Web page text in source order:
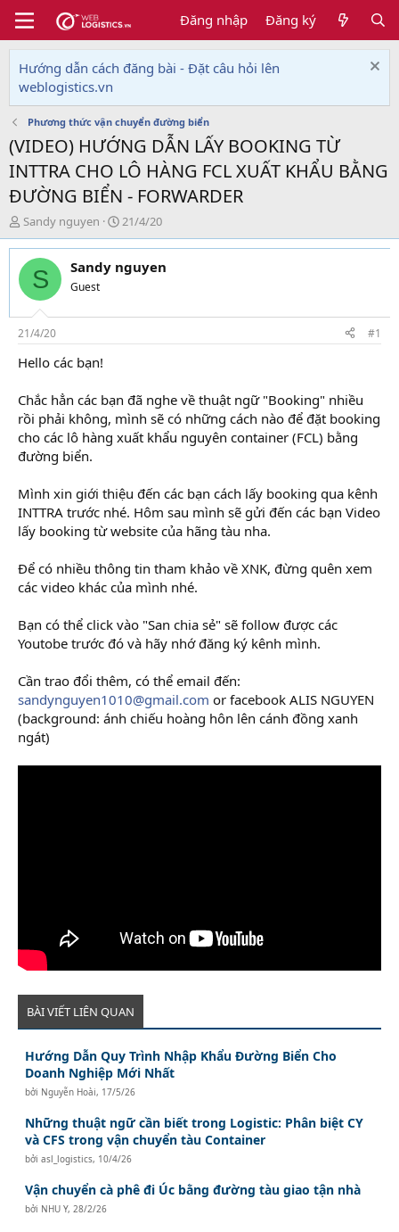
Đăng nhập Đăng ký
Hướng dẫn cách đăng bài - Đặt câu hỏi lên
weblogistics.vn
Phương thức vận chuyển đường biển
(VIDEO) HƯỚNG DẪN LẤY BOOKING TỪ
INTTRA CHO LÔ HÀNG FCL XUẤT KHẨU BẰNG
ĐƯỜNG BIỂN - FORWARDER
T
h
r
e
d
s
t
a
r
e
r
Sandy nguyen
N
g
à
y
i
21/4/20
S Sandy nguyen
Guest
21/4/20 #1
Hello các bạn!
Chắc hẳn các bạn đã nghe về thuật ngữ "Booking" nhiều
rồi phải không, mình sẽ có những cách nào để đặt booking
cho các lô hàng xuất khẩu nguyên container (FCL) bằng
đường biển.
Mình xin giới thiệu đến các bạn cách lấy booking qua kênh
INTTRA trước nhé. Hôm sau mình sẽ gửi đến các bạn Video
lấy booking từ website của hãng tàu nha.
Để có nhiều thông tin tham khảo về XNK, đừng quên xem
các video khác của mình nhé.
Bạn có thể click vào "San chia sẻ" sẽ follow được các
Youtobe trước đó và hãy nhớ đăng ký kênh mình.
Cần trao đổi thêm, có thể email đến:
sandynguyen1010@gmail.com or facebook ALIS NGUYEN
(background: ánh chiếu hoàng hôn lên cánh đồng xanh
ngát)
BÀI VIẾT LIÊN QUAN
Hướng Dẫn Quy Trình Nhập Khẩu Đường Biển Cho
Doanh Nghiệp Mới Nhất
bởi Nguyễn Hoài, 17/5/26
Những thuật ngữ cần biết trong Logistic: Phân biệt CY
và CFS trong vận chuyển tàu Container
bởiasl_logistics, 10/4/26
Vận chuyển cà phê đi Úc bằng đường tàu giao tận nhà
bởi NHU Y,28/2/26